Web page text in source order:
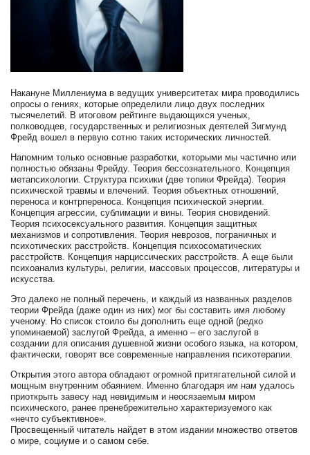
Накануне Миллениума в ведущих университетах мира проводились
опросы о гениях, которые определили лицо двух последних
тысячелетий. В итоговом рейтинге выдающихся ученых,
полководцев, государственных и религиозных деятелей Зигмунд
Фрейд вошел в первую сотню таких исторических личностей.
Напомним только основные разработки, которыми мы частично или
полностью обязаны Фрейду. Теория бессознательного. Концепция
метапсихологии. Структура психики (две топики Фрейда). Теория
психической травмы и влечений. Теория объектных отношений,
переноса и контрпереноса. Концепция психической энергии.
Концепция агрессии, сублимации и вины. Теория сновидений.
Теория психосексуального развития. Концепция защитных
механизмов и сопротивления. Теория неврозов, пограничных и
психотических расстройств. Концепция психосоматических
расстройств. Концепция нарциссических расстройств. А еще были
психоанализ культуры, религии, массовых процессов, литературы и
искусства.
Это далеко не полный перечень, и каждый из названных разделов
теории Фрейда (даже один из них) мог бы составить имя любому
ученому. Но список стоило бы дополнить еще одной (редко
упоминаемой) заслугой Фрейда, а именно – его заслугой в
создании для описания душевной жизни особого языка, на котором,
фактически, говорят все современные направления психотерапии.
Открытия этого автора обладают огромной притягательной силой и
мощным внутренним обаянием. Именно благодаря им нам удалось
приоткрыть завесу над невидимым и неосязаемым миром
психического, ранее пренебрежительно характеризуемого как
«нечто субъективное».
Просвещенный читатель найдет в этом издании множество ответов
о мире, социуме и о самом себе.